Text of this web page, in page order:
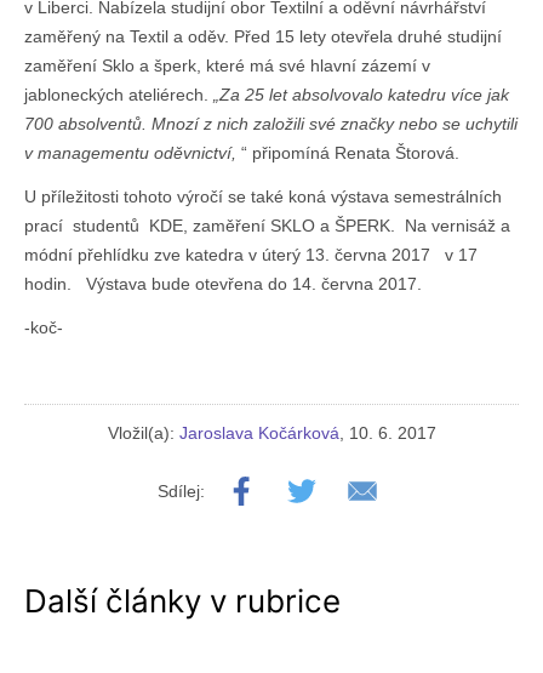
v Liberci. Nabízela studijní obor Textilní a oděvní návrhářství
zaměřený na Textil a oděv. Před 15 lety otevřela druhé studijní
zaměření Sklo a šperk, které má své hlavní zázemí v
jabloneckých ateliérech.
„Za 25 let absolvovalo katedru více jak
700 absolventů. Mnozí z nich založili své značky nebo se uchytili
v managementu oděvnictví, “ připomíná Renata Štorová.
U příležitosti tohoto výročí se také koná výstava semestrálních
prací studentů KDE, zaměření SKLO a ŠPERK. Na vernisáž a
módní přehlídku zve katedra v úterý 13. června 2017 v 17
hodin. Výstava bude otevřena do 14. června 2017.
-koč-
Vložil(a): Jaroslava Kočárková , 10. 6. 2017
Sdílej:
Další články v rubrice